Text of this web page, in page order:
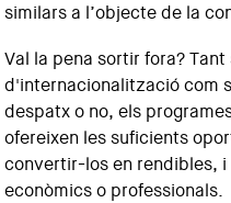
similars a l’objecte de la
Val la pena sortir fora?
d'internacionalització com
despatx o no, els
ofereixen les suficients
convertir-los en rendibles,
econòmics o professionals.